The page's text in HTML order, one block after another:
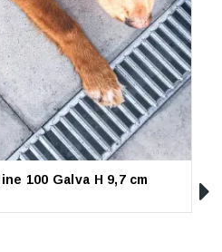
100 Galva H 9,7 cm